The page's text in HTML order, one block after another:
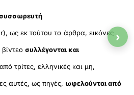
ως εκ τούτου τα άρθρα, εικόνες
συλλέγονται και
από τρίτες, ελληνικές και μη,
αυτές, ως πηγές, ωφελούνται από
›